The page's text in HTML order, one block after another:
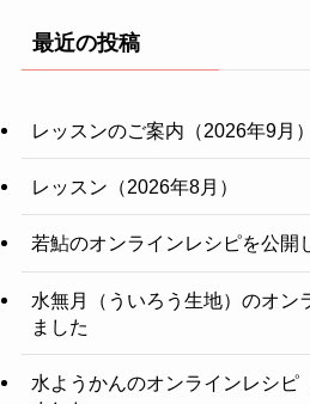
最近の投稿
レッスンのご案内（2026年9月）
レッスン（2026年8月）
若鮎のオンラインレシピを公開
水無月（ういろう生地）のオン
ました
水ようかんのオンラインレシピ